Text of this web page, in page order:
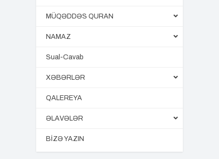
MÜQƏDDƏS QURAN
NAMAZ
Sual-Cavab
XƏBƏRLƏR
QALEREYA
ƏLAVƏLƏR
BİZƏ YAZIN